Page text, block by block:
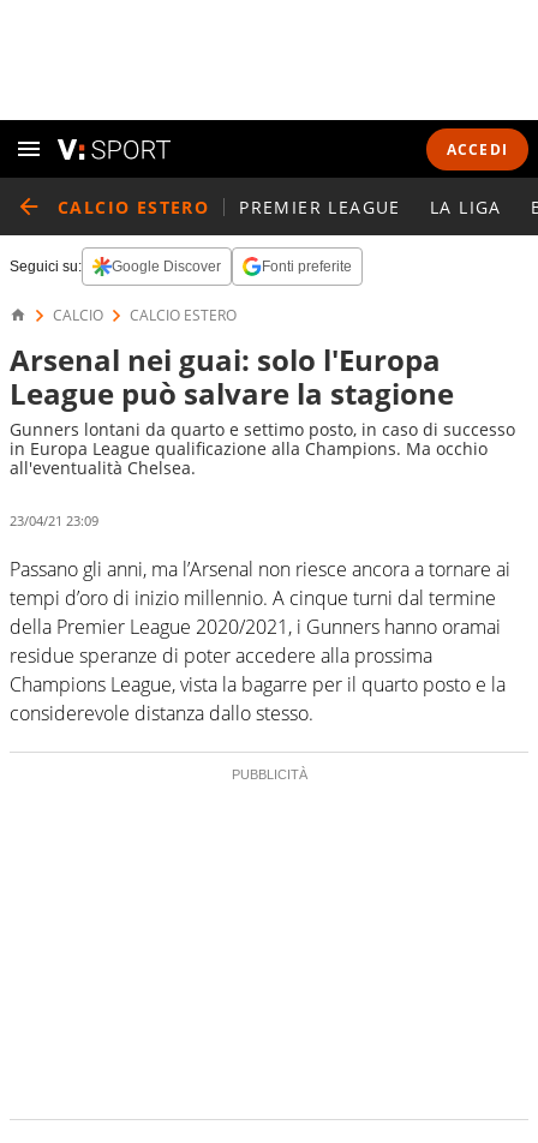
ACCEDI
CALCIO ESTERO PREMIER LEAGUE LA LIGA
Seguici su: Google Discover Fonti preferite
CALCIO CALCIO ESTERO
Arsenal nei guai: solo l'Europa
League può salvare la stagione
Gunners lontani da quarto e settimo posto, in caso di successo
in Europa League qualificazione alla Champions. Ma occhio
all'eventualità Chelsea.
23/04/21 23:09
Passano gli anni, ma l’Arsenal non riesce ancora a tornare ai
tempi d’oro di inizio millennio. A cinque turni dal termine
della Premier League 2020/2021, i Gunners hanno oramai
residue speranze di poter accedere alla prossima
Champions League, vista la bagarre per il quarto posto e la
considerevole distanza dallo stesso.